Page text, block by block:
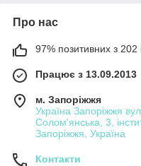
Про нас
97% позитивних з 202
Працює з 13.09.2013
м. Запоріжжя
Україна Запоріжжя
Солом'янська, 3,
Запоріжжя, Україна
Контакти